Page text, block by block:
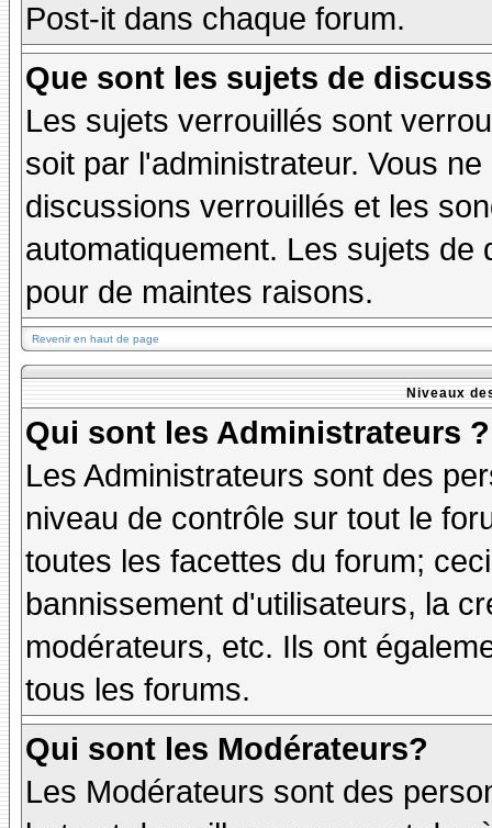
Post-it dans chaque forum.
Que sont les sujets de
Les sujets verrouillés sont
soit par l'administrateur. Vous
discussions verrouillés et les
automatiquement. Les sujets
pour de maintes raisons.
Revenir en haut de page
Niveaux
Qui sont les Administrateurs ?
Les Administrateurs sont des
niveau de contrôle sur tout le
toutes les facettes du forum;
bannissement d'utilisateurs, la
modérateurs, etc. Ils ont
tous les forums.
Qui sont les Modérateurs?
Les Modérateurs sont des